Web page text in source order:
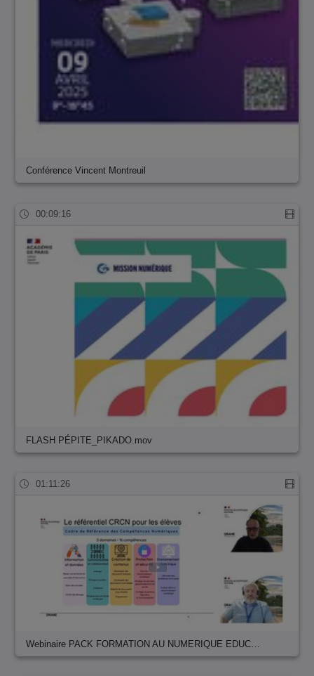
Conférence Vincent Montreuil
00:09:16
FLASH PÉPITE_PIKADO.mov
01:11:26
Webinaire PACK FORMATION AU NUMERIQUE EDUC…